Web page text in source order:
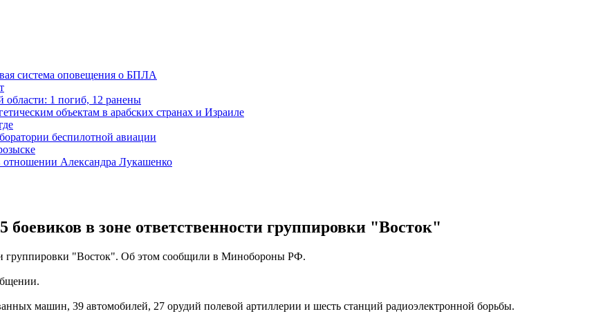
система оповещения о БПЛА
области: 1 погиб, 12 ранены
объектам в арабских странах и Израиле
беспилотной авиации
отношении Александра Лукашенко
в зоне ответственности группировки "Восток"
группировки "Восток". Об этом сообщили в Минобороны РФ.
машин, 39 автомобилей, 27 орудий полевой артиллерии и шесть станций радиоэлектронной борьбы.